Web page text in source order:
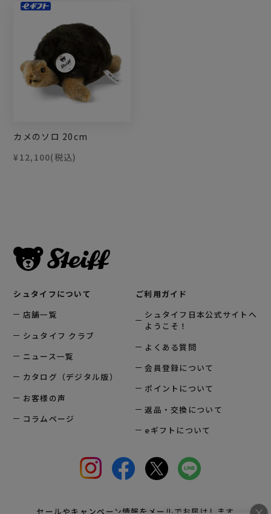
カメのソロ 20cm
¥12,100(税込)
シュタイフについて
店舗一覧
シュタイフ クラブ
ニュース一覧
カタログ（デジタル版）
お客様の声
コラムページ
ご利用ガイド
シュタイフ日本公式サイトへ
ようこそ！
よくある質問
会員登録について
ポイントについて
返品・交換について
eギフトについて
セールやキャンペーン情報をメールでお届けします